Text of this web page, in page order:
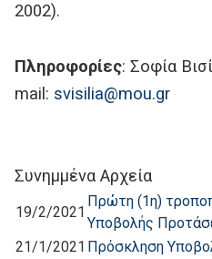
2002).
Πληροφορίες: Σοφία
mail: svisilia@mou.gr
Συνημμένα Αρχεία
19/2/2021
Πρώτη (1η)
Υποβολής
21/1/2021 Πρόσκληση